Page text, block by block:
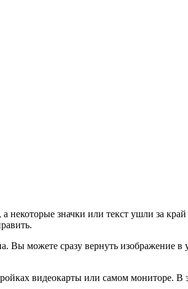
значки или текст ушли за
Вы можете сразу вернуть
видеокарты или самом мониторе. В